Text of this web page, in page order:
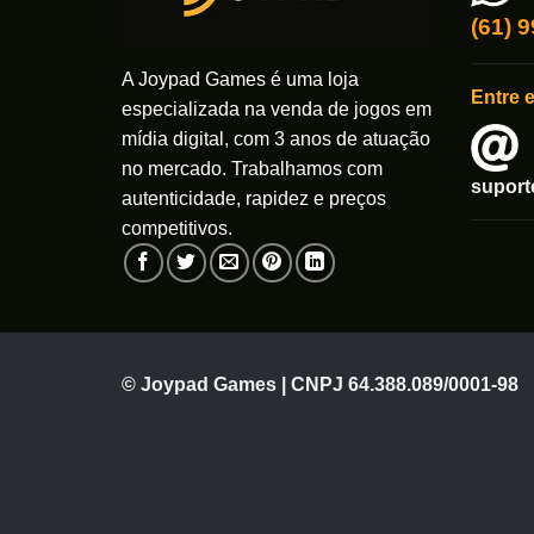
A Joypad Games é uma loja
especializada na venda de jogos em
mídia digital, com 3 anos de atuação
no mercado. Trabalhamos com
autenticidade, rapidez e preços
competitivos.
(61)
Entre
© Joypad Games | CNPJ 64.388.089/0001-98